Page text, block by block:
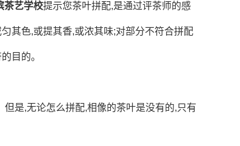
茶艺学校提示您茶叶拼配,是通过评茶师的感
其色,或提其香,或浓其味;对部分不符合拼配
目的。
但是,无论怎么拼配,相像的茶叶是没有的,只有